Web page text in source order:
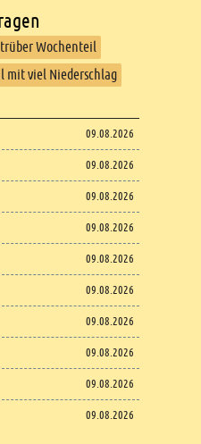
trüber Wochenteil
mit viel Niederschlag
09.08.2026
09.08.2026
09.08.2026
09.08.2026
09.08.2026
09.08.2026
09.08.2026
09.08.2026
09.08.2026
09.08.2026